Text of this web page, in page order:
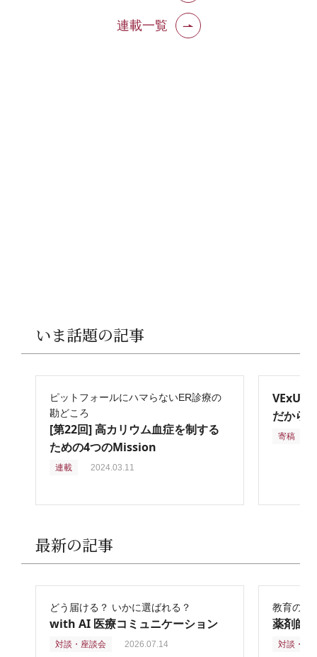
連載一覧
いま話題の記事
ピットフォールにハマらないER診療の
勘どころ
[第22回] 高カリウム血症を制する
ための4つのMission
連載 2024.03.11
VExUS
だから
寄稿
最新の記事
どう届ける？ いかに選ばれる？
with AI 医療コミュニケーション
対談・座談会 2026.07.14
教育の再
薬剤師
対談・座